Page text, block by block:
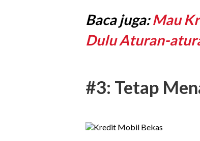
Baca juga:Mau
Dulu Aturan-
#3: Tetap